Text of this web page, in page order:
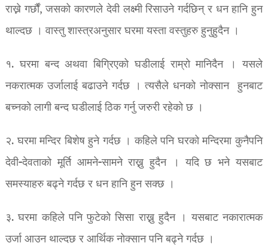
राख्ने गर्छौं, जसको कारणले देवी लक्ष्मी रिसाउने गर्दछिन् र धन हानि हुन
थाल्दछ । वास्तु शास्त्रअनुसार घरमा यस्ता वस्तुहरु हुनुहुदैन ।
१. घरमा बन्द अथवा बिग्रिएको घडीलाई राम्रो मानिदैन । यसले
नकरात्मक उर्जालाई बढाउने गर्दछ । त्यसैले धनको नोक्सान हुनबाट
बच्नको लागी बन्द घडीलाई ठिक गर्नु जरुरी रहेको छ ।
२. घरमा मन्दिर बिशेष हुने गर्दछ । कहिले पनि घरको मन्दिरमा कुनैपनि
देवी-देवताको मूर्ति आमने-सामने राख्नु हुदैन । यदि छ भने यसबाट
समस्याहरु बढ्ने गर्दछ र धन हानि हुन सक्छ ।
३. घरमा कहिले पनि फुटेको सिसा राख्नु हुदैन । यसबाट नकारात्मक
उर्जा आउन थाल्दछ र आर्थिक नोक्सान पनि बढ्ने गर्दछ ।